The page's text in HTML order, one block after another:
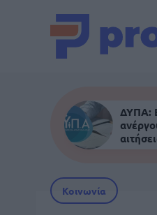
ΔΥΠΑ:
Κοινωνία